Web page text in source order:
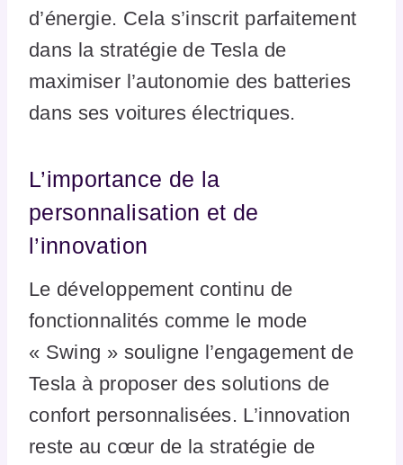
d’énergie. Cela s’inscrit parfaitement
dans la stratégie de Tesla de
maximiser l’autonomie des batteries
dans ses voitures électriques.
L’importance de la
personnalisation et de
l’innovation
Le développement continu de
fonctionnalités comme le mode
« Swing » souligne l’engagement de
Tesla à proposer des solutions de
confort personnalisées. L’innovation
reste au cœur de la stratégie de